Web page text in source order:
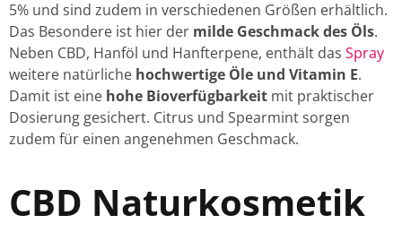
5% und sind zudem in verschiedenen Größen erhältlich.
Das Besondere ist hier der milde Geschmack des Öls.
Neben CBD, Hanföl und Hanfterpene, enthält das Spray
weitere natürliche hochwertige Öle und Vitamin E.
Damit ist eine hohe Bioverfügbarkeit mit praktischer
Dosierung gesichert. Citrus und Spearmint sorgen
zudem für einen angenehmen Geschmack.
CBD Naturkosmetik